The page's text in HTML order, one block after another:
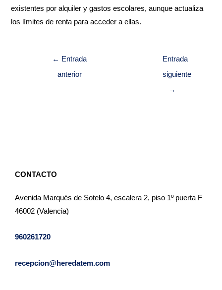
existentes por alquiler y gastos escolares, aunque actualiza
los límites de renta para acceder a ellas.
← Entrada
anterior
Entrada
siguiente
→
CONTACTO
Avenida Marqués de Sotelo 4, escalera 2, piso 1º puerta F
46002 (Valencia)
960261720
recepcion@heredatem.com